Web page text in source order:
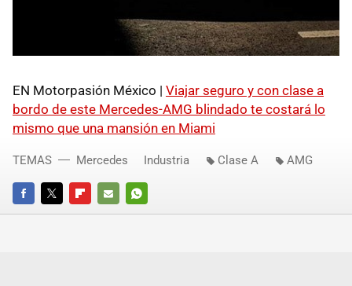
EN Motorpasión México | Viajar seguro y con clase a
bordo de este Mercedes-AMG blindado te costará lo
mismo que una mansión en Miami
FACEBOOKTWITTERFLIPBOARD
E-
WHATSAPP
TEMAS Mercedes Industria Clase A AMG